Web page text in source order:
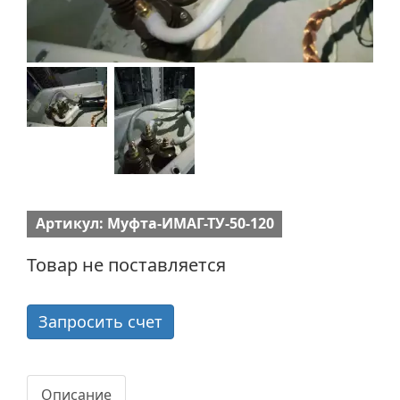
Артикул: Муфта-ИМАГ-ТУ-50-120
Товар не поставляется
Запросить счет
Описание